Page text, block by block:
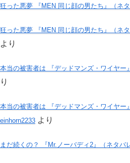
狂った悪夢 『MEN 同じ顔の男たち』（ネタ
狂った悪夢 『MEN 同じ顔の男たち』（ネタ
より
本当の被害者は 『デッドマンズ・ワイヤー
り
本当の被害者は 『デッドマンズ・ワイヤー
einhorn2233 より
まだ続くの？ 『Mr.ノーバディ2』（ネタバ